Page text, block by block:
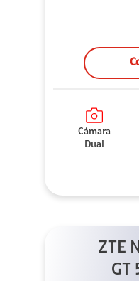
Cámara
Dual
ZTE
GT